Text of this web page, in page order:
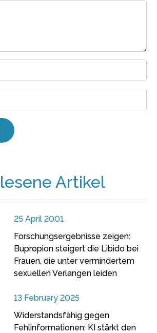
Artikel
25 April 2001
Forschungsergebnisse zeigen:
Bupropion steigert die Libido bei
Frauen, die unter vermindertem
sexuellen Verlangen leiden
13 February 2025
Widerstandsfähig gegen
Fehlinformationen: KI stärkt den